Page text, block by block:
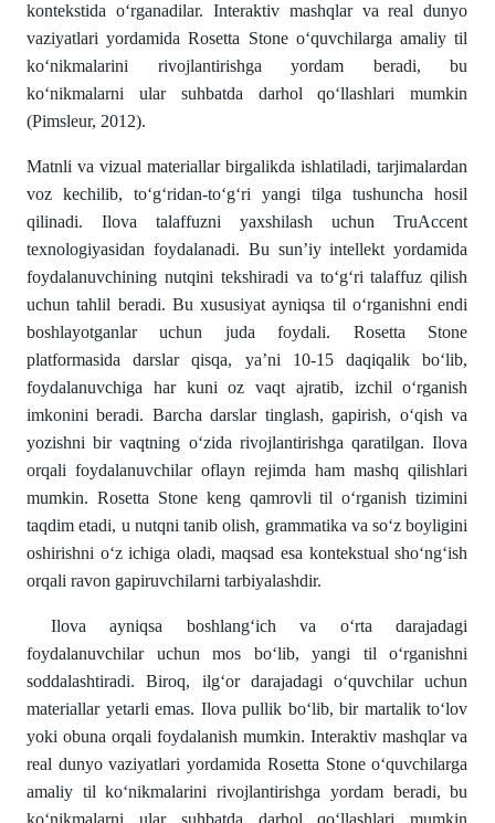
kontekstida o‘rganadilar. Interaktiv mashqlar va real dunyo
vaziyatlari yordamida Rosetta Stone o‘quvchilarga amaliy til
ko‘nikmalarini rivojlantirishga yordam beradi, bu
ko‘nikmalarni ular suhbatda darhol qo‘llashlari mumkin
(Pimsleur, 2012).
Matnli va vizual materiallar birgalikda ishlatiladi, tarjimalardan
voz kechilib, to‘g‘ridan-to‘g‘ri yangi tilga tushuncha hosil
qilinadi. Ilova talaffuzni yaxshilash uchun TruAccent
texnologiyasidan foydalanadi. Bu sun’iy intellekt yordamida
foydalanuvchining nutqini tekshiradi va to‘g‘ri talaffuz qilish
uchun tahlil beradi. Bu xususiyat ayniqsa til o‘rganishni endi
boshlayotganlar uchun juda foydali. Rosetta Stone
platformasida darslar qisqa, ya’ni 10-15 daqiqalik bo‘lib,
foydalanuvchiga har kuni oz vaqt ajratib, izchil o‘rganish
imkonini beradi. Barcha darslar tinglash, gapirish, o‘qish va
yozishni bir vaqtning o‘zida rivojlantirishga qaratilgan. Ilova
orqali foydalanuvchilar oflayn rejimda ham mashq qilishlari
mumkin. Rosetta Stone keng qamrovli til o‘rganish tizimini
taqdim etadi, u nutqni tanib olish, grammatika va so‘z boyligini
oshirishni o‘z ichiga oladi, maqsad esa kontekstual sho‘ng‘ish
orqali ravon gapiruvchilarni tarbiyalashdir.
Ilova ayniqsa boshlang‘ich va o‘rta darajadagi
foydalanuvchilar uchun mos bo‘lib, yangi til o‘rganishni
soddalashtiradi. Biroq, ilg‘or darajadagi o‘quvchilar uchun
materiallar yetarli emas. Ilova pullik bo‘lib, bir martalik to‘lov
yoki obuna orqali foydalanish mumkin. Interaktiv mashqlar va
real dunyo vaziyatlari yordamida Rosetta Stone o‘quvchilarga
amaliy til ko‘nikmalarini rivojlantirishga yordam beradi, bu